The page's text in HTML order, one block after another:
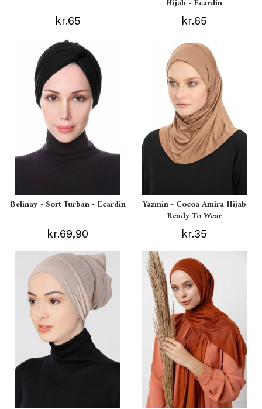
kr.65
Hijab - Ecardin
kr.65
Belinay - Sort Turban - Ecardin
kr.69,90
Yazmin - Cocoa Amira Hijab
Ready To Wear
kr.35